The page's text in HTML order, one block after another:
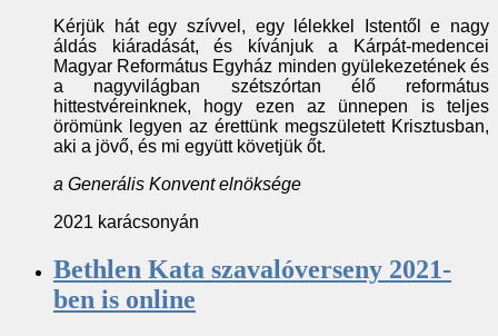
Kérjük hát egy szívvel, egy lélekkel Istentől e nagy
áldás kiáradását, és kívánjuk a Kárpát-medencei
Magyar Református Egyház minden gyülekezetének és
a nagyvilágban szétszórtan élő református
hittestvéreinknek, hogy ezen az ünnepen is teljes
örömünk legyen az érettünk megszületett Krisztusban,
aki a jövő, és mi együtt követjük őt.
a Generális Konvent elnöksége
2021 karácsonyán
Bethlen Kata szavalóverseny 2021-
ben is online